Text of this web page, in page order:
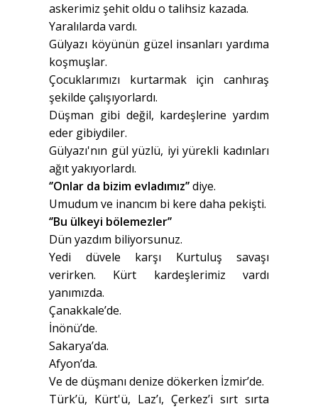
askerimiz şehit oldu o talihsiz kazada.
Yaralılarda vardı.
Gülyazı köyünün güzel insanları yardıma
koşmuşlar.
Çocuklarımızı kurtarmak için canhıraş
şekilde çalışıyorlardı.
Düşman gibi değil, kardeşlerine yardım
eder gibiydiler.
Gülyazı'nın gül yüzlü, iyi yürekli kadınları
ağıt yakıyorlardı.
‘’Onlar da bizim evladımız’’diye.
Umudum ve inancım bi kere daha pekişti.
‘’Bu ülkeyi bölemezler’’
Dün yazdım biliyorsunuz.
Yedi düvele karşı Kurtuluş savaşı
verirken. Kürt kardeşlerimiz vardı
yanımızda.
Çanakkale’de.
İnönü’de.
Sakarya’da.
Afyon’da.
Ve de düşmanı denize dökerken İzmir’de.
Türk’ü, Kürt'ü, Laz’ı, Çerkez’i sırt sırta